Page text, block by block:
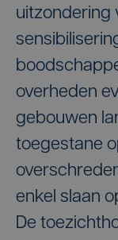
uitzondering
overheden
gebouwen
toegestane
enkel slaan
De